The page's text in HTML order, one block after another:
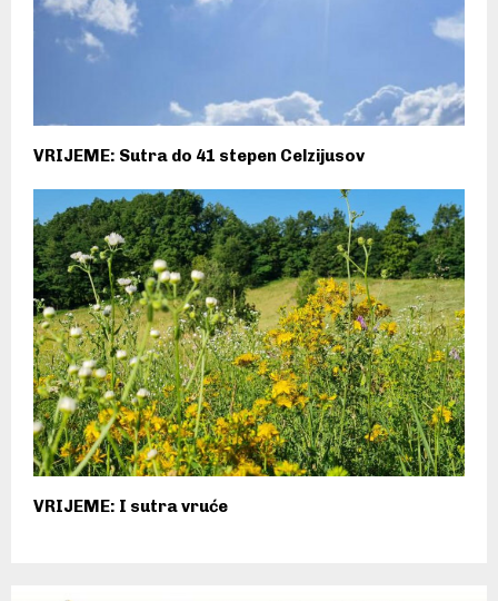
VRIJEME: Sutra do 41 stepen Celzijusov
VRIJEME: I sutra vruće